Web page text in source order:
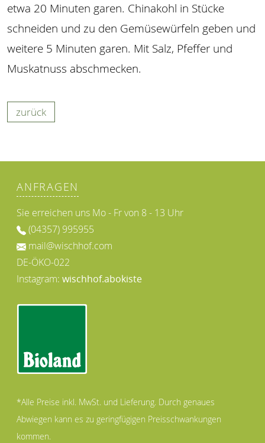
etwa 20 Minuten garen. Chinakohl in Stücke
schneiden und zu den Gemüsewürfeln geben und
weitere 5 Minuten garen. Mit Salz, Pfeffer und
Muskatnuss abschmecken.
zurück
ANFRAGEN
Sie erreichen uns Mo - Fr von 8 - 13 Uhr
(04357) 995955
mail@wischhof.com
DE-ÖKO-022
Instagram: wischhof.abokiste
*Alle Preise inkl. MwSt. und Lieferung. Durch genaues
Abwiegen kann es zu geringfügigen Preisschwankungen
kommen.